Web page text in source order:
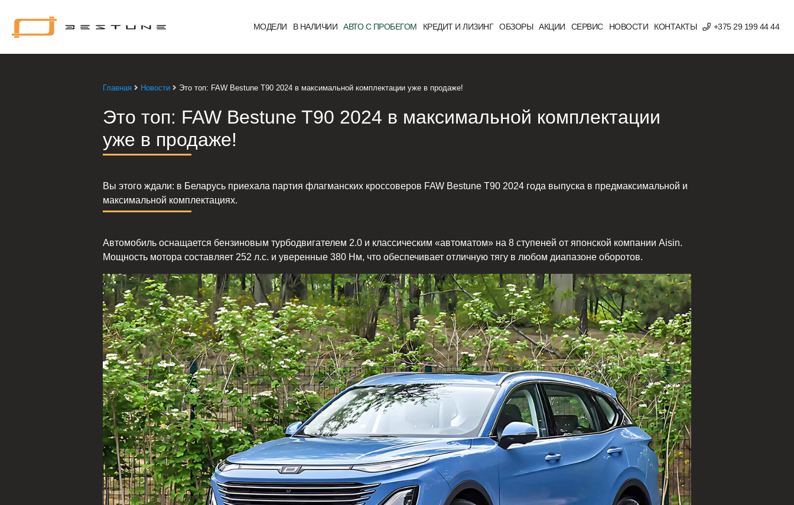
жизни
МОДЕЛИ В НАЛИЧИИ АВТО С ПРОБЕГОМ КРЕДИТ И ЛИЗИНГ ОБЗОРЫ АКЦИИ СЕРВИС НОВОСТИ КОНТАКТЫ +375 29 199 44 44
Главная Новости Это топ: FAW Bestune T90 2024 в максимальной комплектации уже в продаже!
Это топ: FAW Bestune T90 2024 в максимальной комплектации
уже в продаже!
Вы этого ждали: в Беларусь приехала партия флагманских кроссоверов FAW Bestune T90 2024 года выпуска в предмаксимальной и
максимальной комплектациях.
Автомобиль оснащается бензиновым турбодвигателем 2.0 и классическим «автоматом» на 8 ступеней от японской компании Aisin.
Мощность мотора составляет 252 л.с. и уверенные 380 Нм, что обеспечивает отличную тягу в любом диапазоне оборотов.